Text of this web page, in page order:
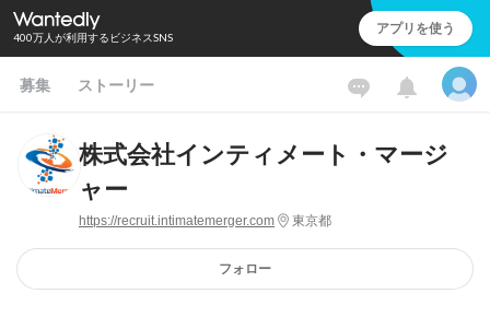
400万人が利用するビジネスSNS アプリを使う
募集 ストーリー
株式会社インティメート・マージ
ャー
https://recruit.intimatemerger.com 東京都
フォロー